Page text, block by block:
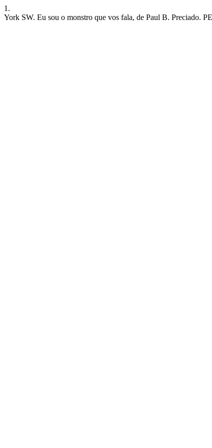
1.
York SW. Eu sou o monstro que vos fala, de Paul B. Preciado.